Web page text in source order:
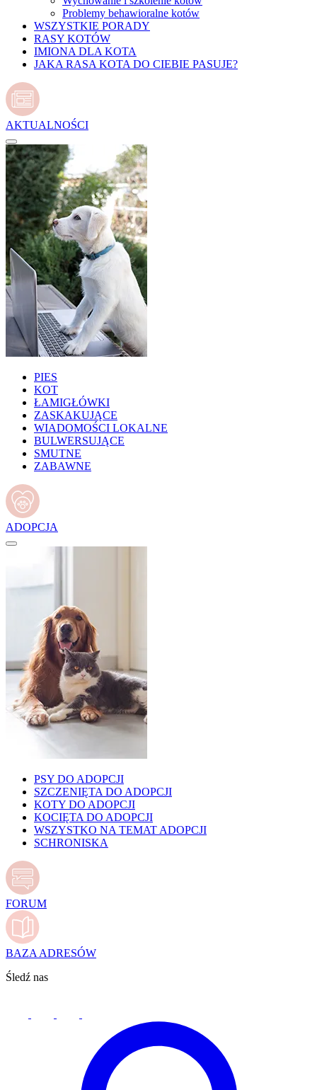
Problemy behawioralne kotów
WSZYSTKIE PORADY
RASY KOTÓW
IMIONA DLA KOTA
JAKA RASA KOTA DO CIEBIE PASUJE?
AKTUALNOŚCI
PIES
KOT
ŁAMIGŁÓWKI
ZASKAKUJĄCE
WIADOMOŚCI LOKALNE
BULWERSUJĄCE
SMUTNE
ZABAWNE
ADOPCJA
PSY DO ADOPCJI
SZCZENIĘTA DO ADOPCJI
KOTY DO ADOPCJI
KOCIĘTA DO ADOPCJI
WSZYSTKO NA TEMAT ADOPCJI
SCHRONISKA
FORUM
BAZA ADRESÓW
Śledź nas